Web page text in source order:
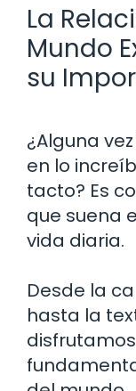
La
Mundo
su
¿Alguna
en lo
tacto? Es
que suena
vida diaria.
Desde la
hasta la